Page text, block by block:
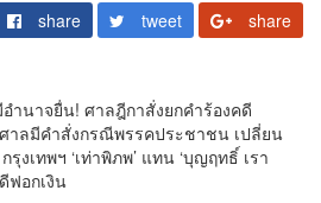
share tweet share
านาจยื่น! ศาลฎีกาสั่งยกคำร้องคดี
ลมีคําสั่งกรณีพรรคประชาชน เปลี่ยน
งเทพฯ ‘เท่าพิภพ’ แทน ‘บุญฤทธิ์ เรา
ฟอกเงิน